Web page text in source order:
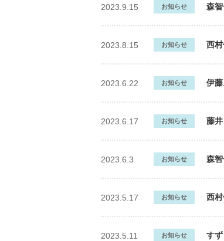
2023.9.15 お知らせ 森
2023.8.15 お知らせ 西
2023.6.22 お知らせ 伊
2023.6.17 お知らせ 藤
2023.6.3 お知らせ 森
2023.5.17 お知らせ 西
2023.5.11 お知らせ す